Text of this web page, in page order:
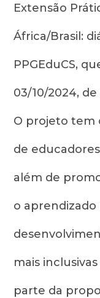
Extensão
África/Brasil:
PPGEduCS,
03/10/2024,
O projeto tem
de
além de
o
mais
parte da